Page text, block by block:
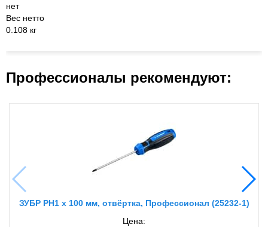
нет
Вес нетто
0.108 кг
Профессионалы рекомендуют:
ЗУБР PH1 x 100 мм, отвёртка, Профессионал (25232-1)
Цена: